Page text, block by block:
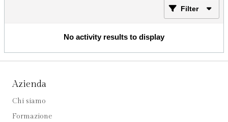
Filter
No activity results to display
Azienda
Chi siamo
Formazione